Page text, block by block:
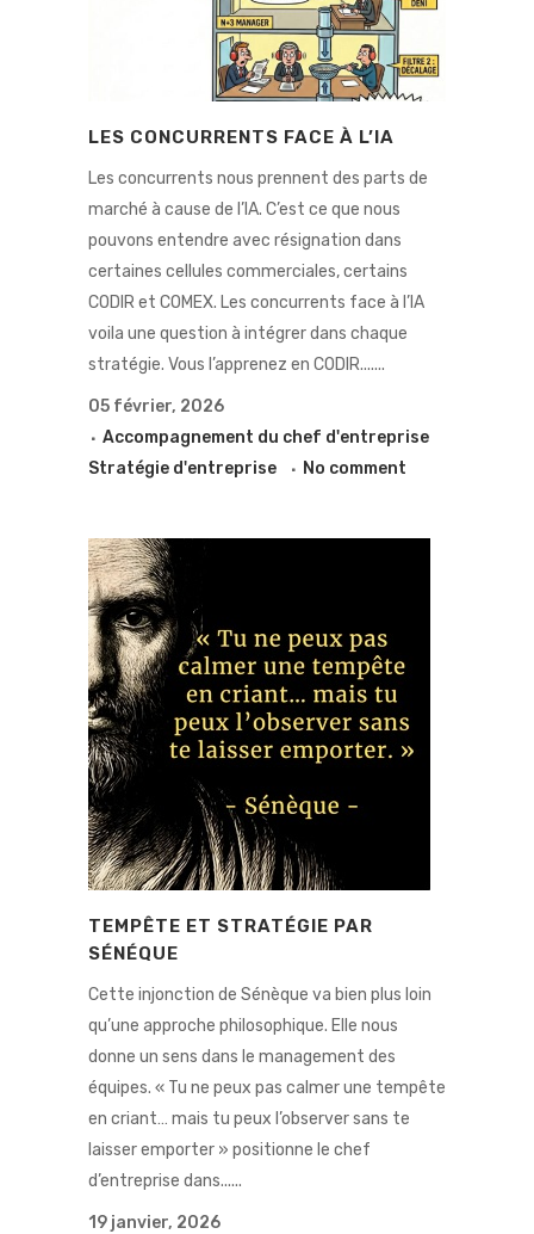
LES CONCURRENTS FACE À L’IA
Les concurrents nous prennent des parts de
marché à cause de l’IA. C’est ce que nous
pouvons entendre avec résignation dans
certaines cellules commerciales, certains
CODIR et COMEX. Les concurrents face à l’IA
voila une question à intégrer dans chaque
stratégie. Vous l’apprenez en CODIR.......
05 février, 2026
Accompagnement du chef d'entreprise
Stratégie d'entreprise
No comment
TEMPÊTE ET STRATÉGIE PAR
SÉNÉQUE
Cette injonction de Sénèque va bien plus loin
qu’une approche philosophique. Elle nous
donne un sens dans le management des
équipes. « Tu ne peux pas calmer une tempête
en criant… mais tu peux l’observer sans te
laisser emporter » positionne le chef
d’entreprise dans......
19 janvier, 2026